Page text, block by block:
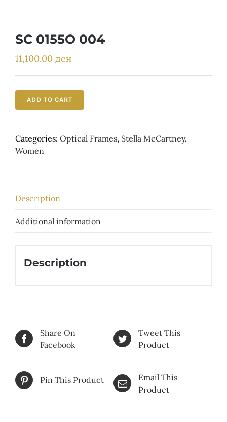
SC 0155O 004
11,100.00 ден
ADD TO CART
Categories: Optical Frames, Stella McCartney,
Women
Description
Additional information
Description
Share On
Facebook
Tweet This
Product
Pin This Product
Email This
Product